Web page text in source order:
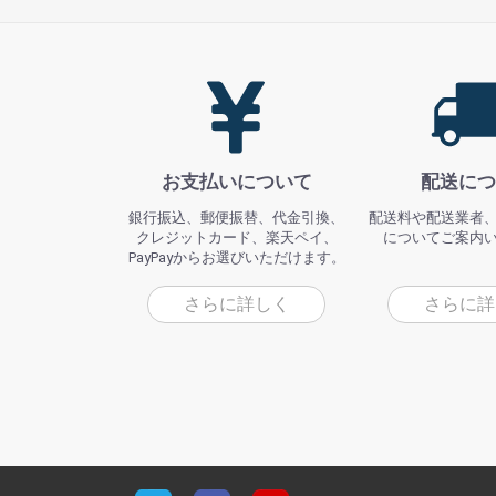
お支払いについて
銀行振込、郵便振替、代金引換、
クレジットカード、楽天ペイ、
PayPayからお選びいただけます。
さらに詳しく
配送に
配送料や配送業者
についてご案内
さらに